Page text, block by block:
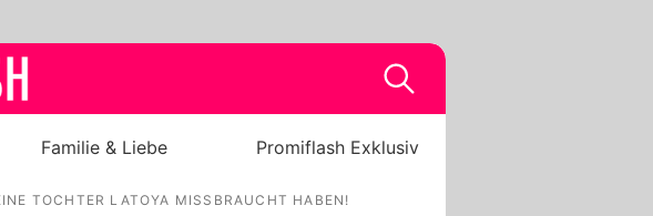
Familie & Liebe Promiflash Exklusiv
TOCHTER LATOYA MISSBRAUCHT HABEN!